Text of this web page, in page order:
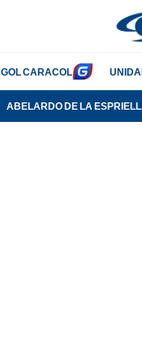
GOL CARACOL
ABELARDO DE LA